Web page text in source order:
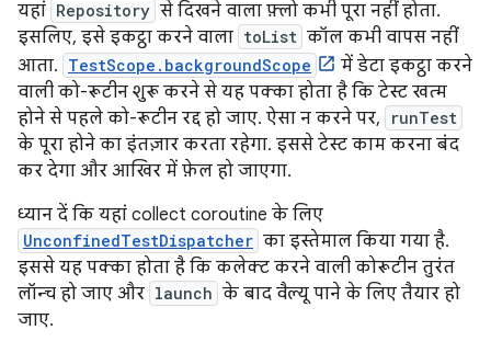
यहां Repository से दिखने वाला फ़्लो कभी पूरा नहीं होता.
इसलिए, इसे इकट्ठा करने वाला toList कॉल कभी वापस नहीं
आता. TestScope.backgroundScope
में डेटा इकट्ठा करने
वाली को-रूटीन शुरू करने से यह पक्का होता है कि टेस्ट खत्म
होने से पहले को-रूटीन रद्द हो जाए. ऐसा न करने पर,
runTest
के पूरा होने का इंतज़ार करता रहेगा. इससे टेस्ट काम करना बंद
कर देगा और आखिर में फ़ेल हो जाएगा.
ध्यान दें कि यहां collect coroutine के लिए
UnconfinedTestDispatcher का इस्तेमाल किया गया है.
इससे यह पक्का होता है कि कलेक्ट करने वाली कोरूटीन तुरंत
लॉन्च हो जाए और launch के बाद वैल्यू पाने के लिए तैयार हो
जाए.